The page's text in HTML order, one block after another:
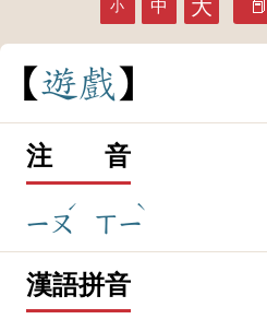
小 中 大
遊戲
注 音
ㄧㄡ
ˊ
ㄒㄧ
ˋ
漢語拼音